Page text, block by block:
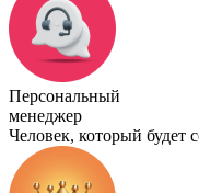
Персональный
менеджер
Человек, который будет